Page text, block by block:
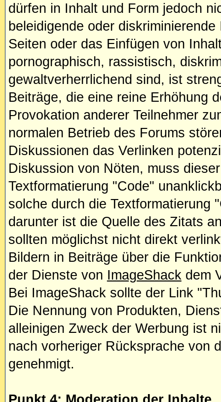
dürfen in Inhalt und Form jedoch
beleidigende oder
Seiten oder das Einfügen von
pornographisch, rassistisch,
gewaltverherrlichend sind, ist
Beiträge, die eine reine Erhöhung
Provokation anderer Teilnehmer
normalen Betrieb des Forums
Diskussionen das Verlinken
Diskussion von Nöten, muss
Textformatierung "Code"
solche durch die Textformatierung
darunter ist die Quelle des Zitats
sollten möglichst nicht direkt
Bildern in Beiträge über die
der Dienste von ImageShackdem
Bei ImageShack sollte der Link
Die Nennung von Produkten,
alleinigen Zweck der Werbung ist
nach vorheriger Rücksprache von
genehmigt.